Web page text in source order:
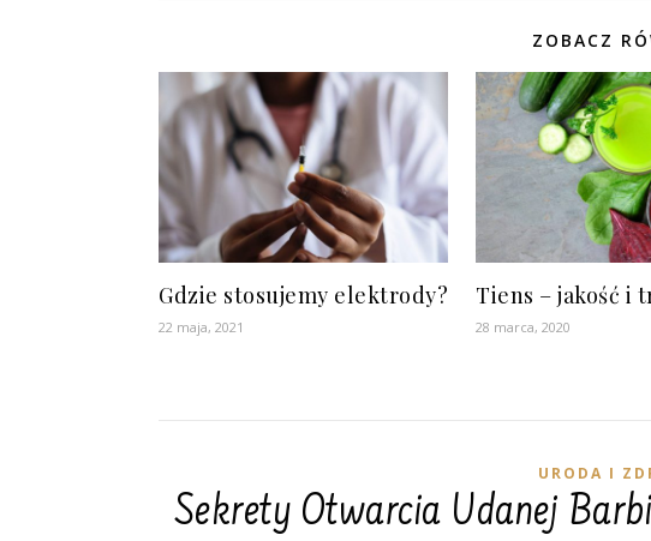
ZOBACZ
Gdzie stosujemy elektrody?
22 maja, 2021
Tiens – jakość i
28 marca, 2020
URODA I
Sekrety Otwarcia Udanej